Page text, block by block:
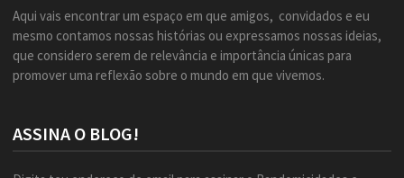
Aqui vais encontrar um espaço em que amigos, convidados e eu
mesmo contamos nossas histórias ou expressamos nossas ideias,
que considero serem de relevância e importância únicas para
promover uma reflexão sobre o mundo em que vivemos.
ASSINA O BLOG!